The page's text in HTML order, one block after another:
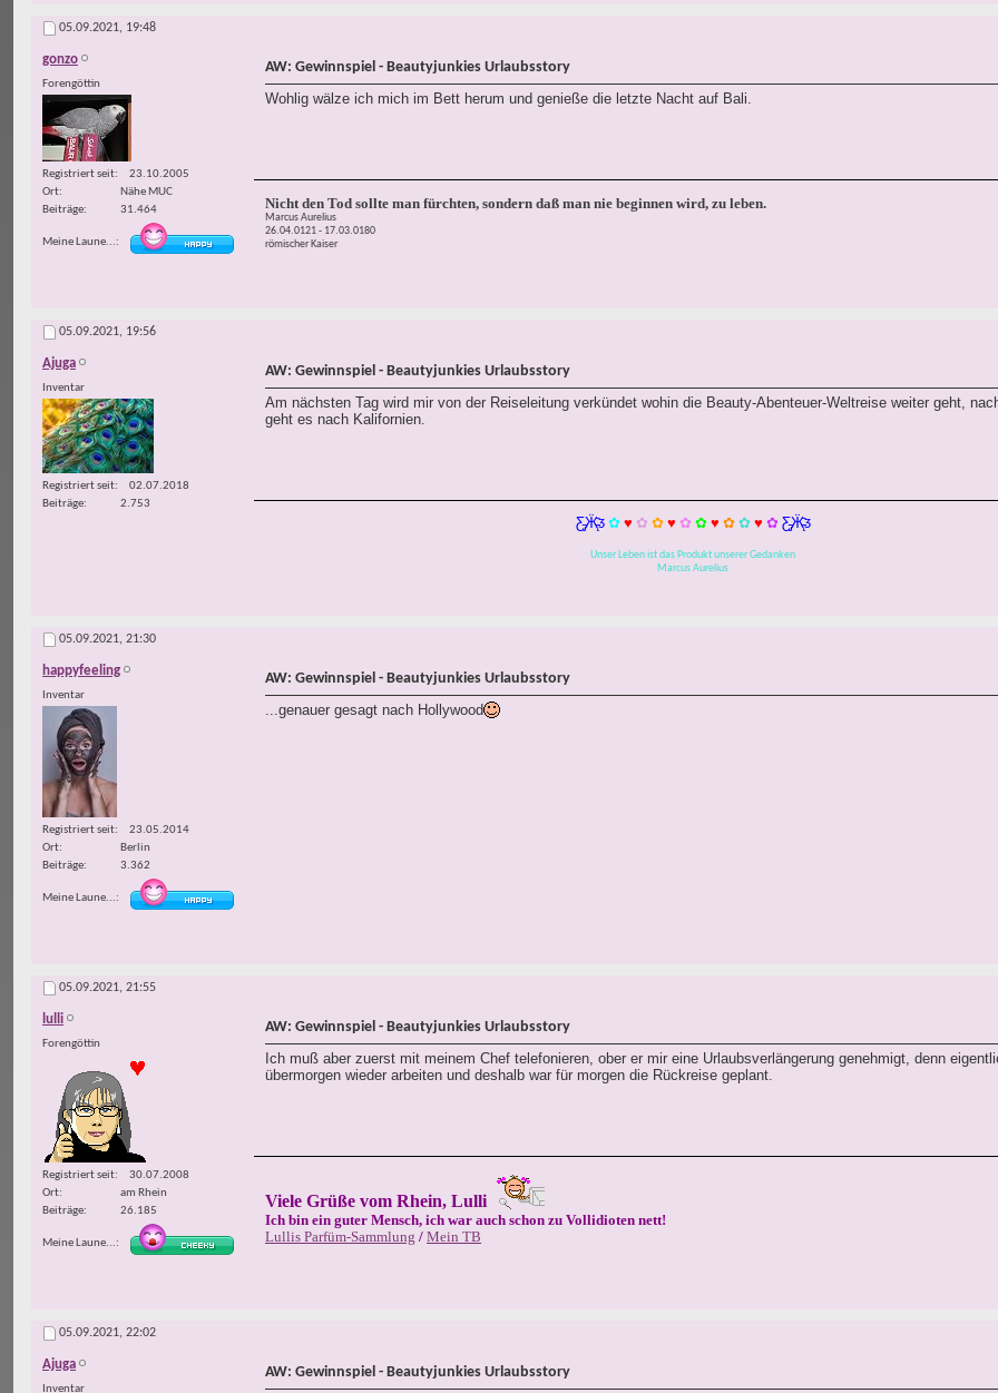
05.09.2021, 19:48
gonzo
Forengöttin
Registriert seit
23.10.2005
Ort
Nähe MUC
Beiträge
31.464
Meine Laune...
AW: Gewinnspiel - Beautyjunkies Urlaubsstory
Wohlig wälze ich mich im Bett herum und genieße die letzte Nacht auf Bali.
Nicht den Tod sollte man fürchten, sondern daß man nie beginnen wird, zu leben.
Marcus Aurelius
26.04.0121 - 17.03.0180
römischer Kaiser
05.09.2021, 19:56
Ajuga
Inventar
Registriert seit
02.07.2018
Beiträge
2.753
AW: Gewinnspiel - Beautyjunkies Urlaubsstory
Am nächsten Tag wird mir von der Reiseleitung verkündet wohin die Beauty-Abenteuer-Weltreise weiter geht,
geht es nach Kalifornien.
Ƹ̵̡Ӝ̵̨̄Ʒ ✿ ♥ ✿ ✿ ♥ ✿ ✿ ♥ ✿ ✿ ♥ ✿ Ƹ̵̡Ӝ̵̨̄Ʒ
Unser Leben ist das Produkt unserer Gedanken
Marcus Aurelius
05.09.2021, 21:30
happyfeeling
Inventar
Registriert seit
23.05.2014
Ort
Berlin
Beiträge
3.362
Meine Laune...
AW: Gewinnspiel - Beautyjunkies Urlaubsstory
...genauer gesagt nach Hollywood
05.09.2021, 21:55
lulli
Forengöttin
Registriert seit
30.07.2008
Ort
am Rhein
Beiträge
26.185
Meine Laune...
AW: Gewinnspiel - Beautyjunkies Urlaubsstory
Ich muß aber zuerst mit meinem Chef telefonieren, ober er mir eine Urlaubsverlängerung genehmigt, denn
übermorgen wieder arbeiten und deshalb war für morgen die Rückreise geplant.
Viele Grüße vom Rhein, Lulli
Ich bin ein guter Mensch, ich war auch schon zu Vollidioten nett!
Lullis Parfüm-Sammlung / Mein TB
05.09.2021, 22:02
Ajuga
Inventar
AW: Gewinnspiel - Beautyjunkies Urlaubsstory